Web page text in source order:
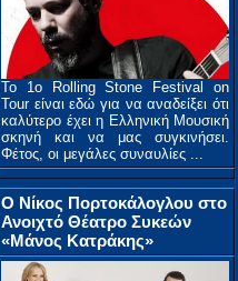
To 1o Rolling Stone Festival on
Tour είναι εδώ για να αναδείξει ότι
καλύτερο έχει η Ελληνική Μουσική
σκηνή και να μας συγκινήσει.
Φέτος, οι μεγάλες συναυλίες ...
Ο Νίκος Πορτοκάλογλου στο
Ανοιχτό Θέατρο Συκεών
«Μάνος Κατράκης»